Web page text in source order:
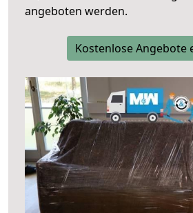
angeboten werden.
Kostenlose Angebote